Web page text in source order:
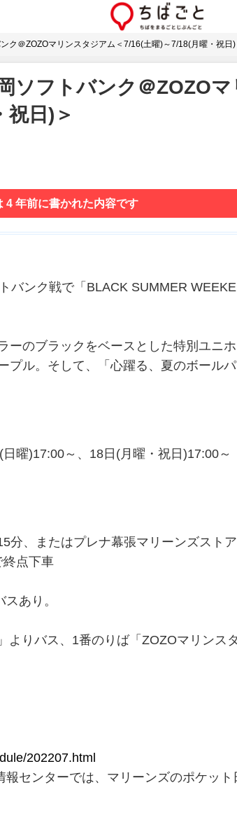
ク＠ZOZOマリンスタジアム＜7/16(土曜)～7/18(月曜・祝日)
フトバンク＠ZOZOマ
祝日)＞
4 年前に書かれた内容です
バンク戦で「BLACK SUMMER
ーのブラックをベースとした特別ユニ
プル。そして、「心躍る、夏のボール
曜)17:00～、18日(月曜・祝日)17:00～
分、またはプレナ幕張マリーンズスト
終点下車
あり。
よりバス、1番のりば「ZOZOマリンス
202207.html
センターでは、マリーンズのポケット